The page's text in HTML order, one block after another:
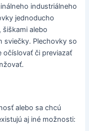
industriálneho
jednoducho
alebo
sviečky. Plechovky so
očíslovať či previazať
alebo sa chcú
aj iné možnosti: